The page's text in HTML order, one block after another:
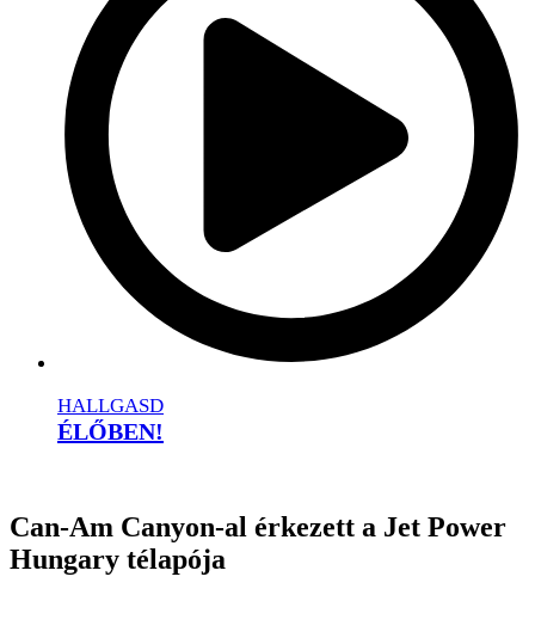
HALLGASD
ÉLŐBEN!
Can-Am Canyon-al érkezett a Jet Power
Hungary télapója